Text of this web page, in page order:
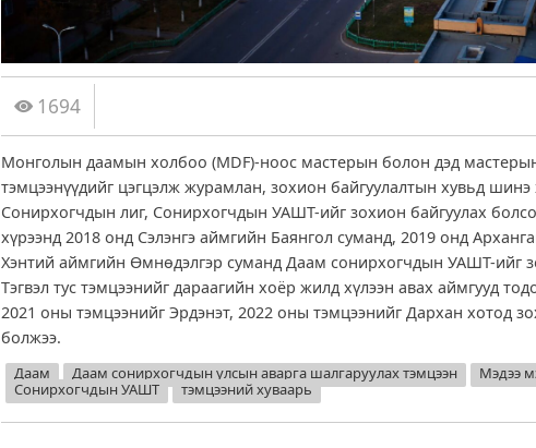
1694
Монголын даамын холбоо (MDF)-ноос мастерын болон дэд
тэмцээнүүдийг цэгцэлж журамлан, зохион байгуулалтын хувьд шинэ
Сонирхогчдын лиг, Сонирхогчдын УАШТ-ийг зохион байгуулах
хүрээнд 2018 онд Сэлэнгэ аймгийн Баянгол суманд, 2019 онд
Хэнтий аймгийн Өмнөдэлгэр суманд Даам сонирхогчдын УАШТ-ийг
Тэгвэл тус тэмцээнийг дараагийн хоёр жилд хүлээн авах аймгууд
2021 оны тэмцээнийг Эрдэнэт, 2022 оны тэмцээнийг Дархан хотод
болжээ.
Даам Даам сонирхогчдын улсын аварга шалгаруулах тэмцээн
Мэдээ
Сонирхогчдын УАШТ
тэмцээний хуваарь